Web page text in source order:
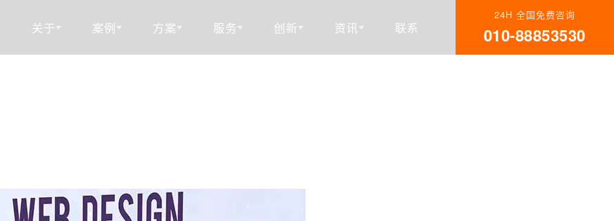
关于 案例 方案 服务 创新 资讯 联系
24H 全国免费咨询
010-88853530